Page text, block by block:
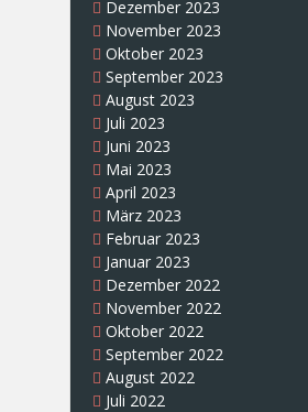
Dezember 2023
November 2023
Oktober 2023
September 2023
August 2023
Juli 2023
Juni 2023
Mai 2023
April 2023
März 2023
Februar 2023
Januar 2023
Dezember 2022
November 2022
Oktober 2022
September 2022
August 2022
Juli 2022